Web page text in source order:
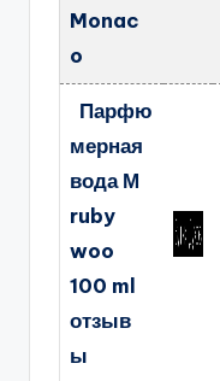
Monac
o
Парфю
мерная
вода М
ruby
woo
100 ml
отзыв
ы